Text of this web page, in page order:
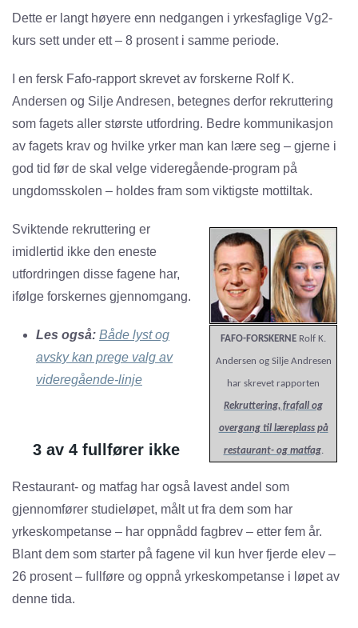
Dette er langt høyere enn nedgangen i yrkesfaglige Vg2-
kurs sett under ett – 8 prosent i samme periode.
I en fersk Fafo-rapport skrevet av forskerne Rolf K.
Andersen og Silje Andresen, betegnes derfor rekruttering
som fagets aller største utfordring. Bedre kommunikasjon
av fagets krav og hvilke yrker man kan lære seg – gjerne i
god tid før de skal velge videregående-program på
ungdomsskolen – holdes fram som viktigste mottiltak.
FAFO-FORSKERNE Rolf K.
Andersen og Silje Andresen
har skrevet rapporten
Rekruttering, frafall og
overgang til læreplass på
restaurant- og matfag.
Sviktende rekruttering er
imidlertid ikke den eneste
utfordringen disse fagene har,
ifølge forskernes gjennomgang.
Les også: Både lyst og
avsky kan prege valg av
videregående-linje
3 av 4 fullfører ikke
Restaurant- og matfag har også lavest andel som
gjennomfører studieløpet, målt ut fra dem som har
yrkeskompetanse – har oppnådd fagbrev – etter fem år.
Blant dem som starter på fagene vil kun hver fjerde elev –
26 prosent – fullføre og oppnå yrkeskompetanse i løpet av
denne tida.